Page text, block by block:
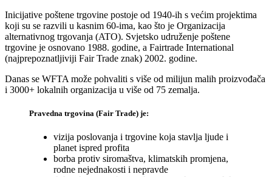
Inicijative poštene trgovine postoje od 1940-ih s većim projektima
koji su se razvili u kasnim 60-ima, kao što je Organizacija
alternativnog trgovanja (ATO). Svjetsko udruženje poštene
trgovine je osnovano 1988. godine, a Fairtrade International
(najprepoznatljiviji Fair Trade znak) 2002. godine.
Danas se WFTA može pohvaliti s više od milijun malih proizvođača
i 3000+ lokalnih organizacija u više od 75 zemalja.
Pravedna trgovina (Fair Trade) je:
vizija poslovanja i trgovine koja stavlja ljude i
planet ispred profita
borba protiv siromaštva, klimatskih promjena,
rodne nejednakosti i nepravde